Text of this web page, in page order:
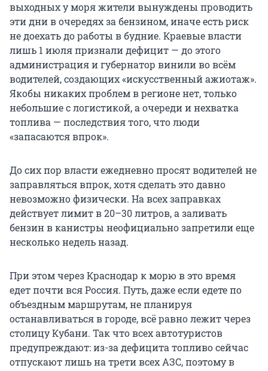
выходных у моря жители вынуждены проводить
эти дни в очередях за бензином, иначе есть риск
не доехать до работы в будние. Краевые власти
лишь 1 июляпризнали дефицит — до этого
администрация и губернатор винили во всём
водителей, создающих «искусственный ажиотаж».
Якобы никаких проблем в регионе нет, только
небольшие с логистикой, а очереди и нехватка
топлива — последствия того, что люди
«запасаются впрок».
До сих пор власти ежедневно просят водителей не
заправляться впрок, хотя сделать это давно
невозможно физически. На всех заправках
действует лимит в 20–30 литров, а заливать
бензин в канистры неофициально запретили еще
несколько недель назад.
При этом через Краснодар к морю в это время
едет почти вся Россия. Путь, даже если едете по
объездным маршрутам, не планируя
останавливаться в городе, всё равно лежит через
столицу Кубани. Так что всех автотуристов
предупреждают: из-за дефицита топливо сейчас
отпускают лишь на трети всех АЗС, поэтому в